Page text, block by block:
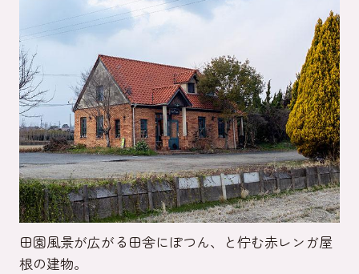
田園風景が広がる田舎にぽつん、と佇む赤レンガ屋
根の建物。